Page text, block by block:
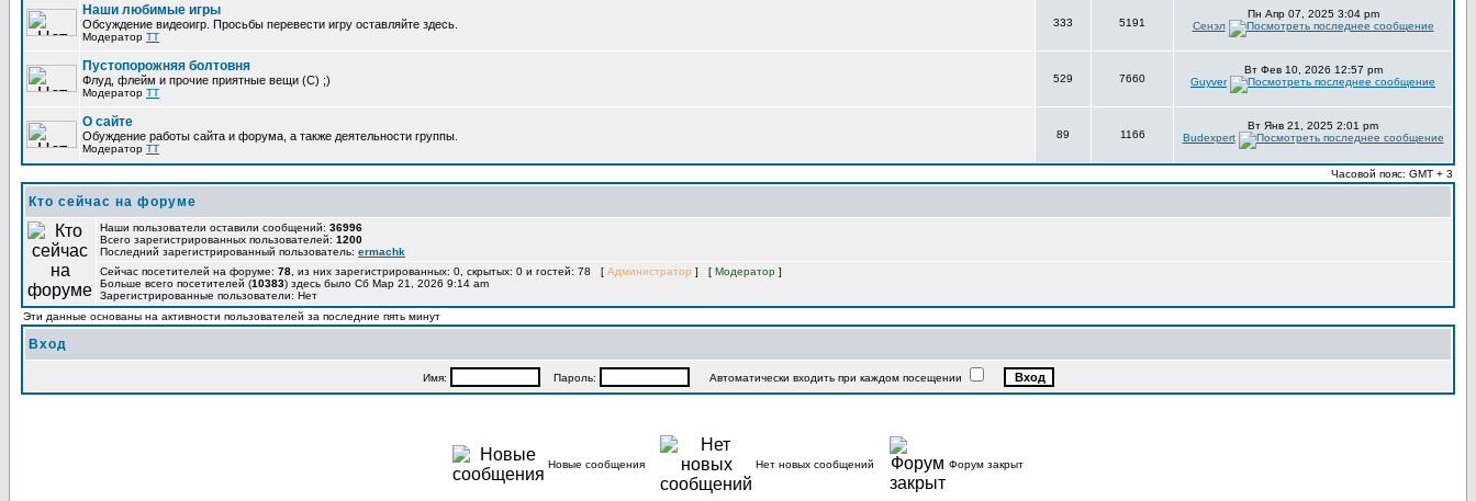
Наши любимые игры
Обсуждение видеоигр. Просьбы перевести игру оставляйте здесь.
Модератор TT
333 5191
Пн Апр 07, 2025 3:04 pm
Сенэл
Пустопорожняя болтовня
Флуд, флейм и прочие приятные вещи (C) ;)
Модератор TT
529 7660
Вт Фев 10, 2026 12:57 pm
Guyver
О сайте
Обуждение работы сайта и форума, а также деятельности группы.
Модератор TT
89 1166
Вт Янв 21, 2025 2:01 pm
Budexpert
Часовой пояс: GMT + 3
Кто сейчас на форуме
Наши пользователи оставили сообщений: 36996
Всего зарегистрированных пользователей: 1200
Последний зарегистрированный пользователь: ermachk
Сейчас посетителей на форуме: 78 , из них зарегистрированных: 0, скрытых: 0 и гостей: 78 [ Администратор ] [ Модератор ]
Больше всего посетителей (10383) здесь было Сб Мар 21, 2026 9:14 am
Зарегистрированные пользователи: Нет
Эти данные основаны на активности пользователей за последние пять минут
Вход
Имя: Пароль: Автоматически входить при каждом посещении
Новые сообщения Нет новых сообщений Форум закрыт